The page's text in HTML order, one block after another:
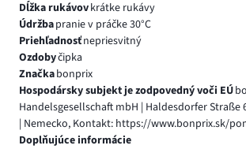
Dĺžka rukávovkrátke rukávy
Údržbapranie v práčke 30°C
Priehľadnosťnepriesvitný
Ozdobyčipka
Značkabonprix
Hospodársky subjekt je zodpovedný voči EÚ
Handelsgesellschaft mbH | Haldesdorfer Straße
| Nemecko, Kontakt: https://www.bonprix.sk/
Doplňujúce informácie